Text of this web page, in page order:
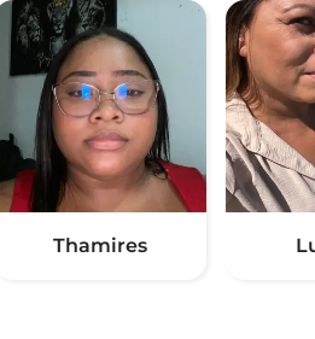
Thamires